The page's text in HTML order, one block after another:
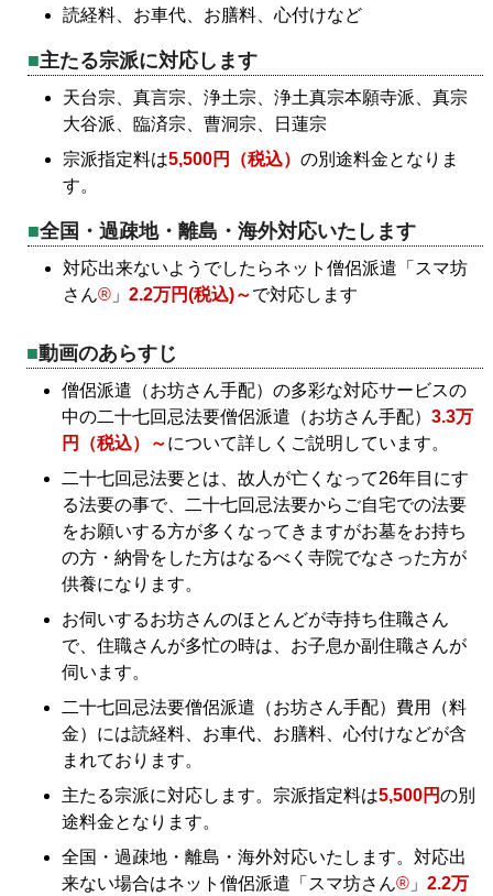
読経料、お車代、お膳料、心付けなど
主たる宗派に対応します
天台宗、真言宗、浄土宗、浄土真宗本願寺派、真宗
大谷派、臨済宗、曹洞宗、日蓮宗
宗派指定料は5,500円（税込） の別途料金となりま
す。
全国・過疎地・離島・海外対応いたします
対応出来ないようでしたらネット僧侶派遣「スマ坊
さん®」 2.2万円(税込)～で対応します
動画のあらすじ
僧侶派遣（お坊さん手配）の多彩な対応サービスの
中の二十七回忌法要僧侶派遣（お坊さん手配）3.3万
円（税込）～について詳しくご説明しています。
二十七回忌法要とは、故人が亡くなって26年目にす
る法要の事で、二十七回忌法要からご自宅での法要
をお願いする方が多くなってきますがお墓をお持ち
の方・納骨をした方はなるべく寺院でなさった方が
供養になります。
お伺いするお坊さんのほとんどが寺持ち住職さん
で、住職さんが多忙の時は、お子息か副住職さんが
伺います。
二十七回忌法要僧侶派遣（お坊さん手配）費用（料
金）には読経料、お車代、お膳料、心付けなどが含
まれております。
主たる宗派に対応します。宗派指定料は5,500円の別
途料金となります。
全国・過疎地・離島・海外対応いたします。対応出
来ない場合はネット僧侶派遣「スマ坊さん® 」2.2万